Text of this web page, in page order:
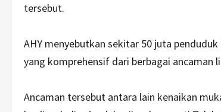
tersebut.
AHY menyebutkan sekitar 50 juta
yang komprehensif dari berbagai ancaman
Ancaman tersebut antara lain kenaikan